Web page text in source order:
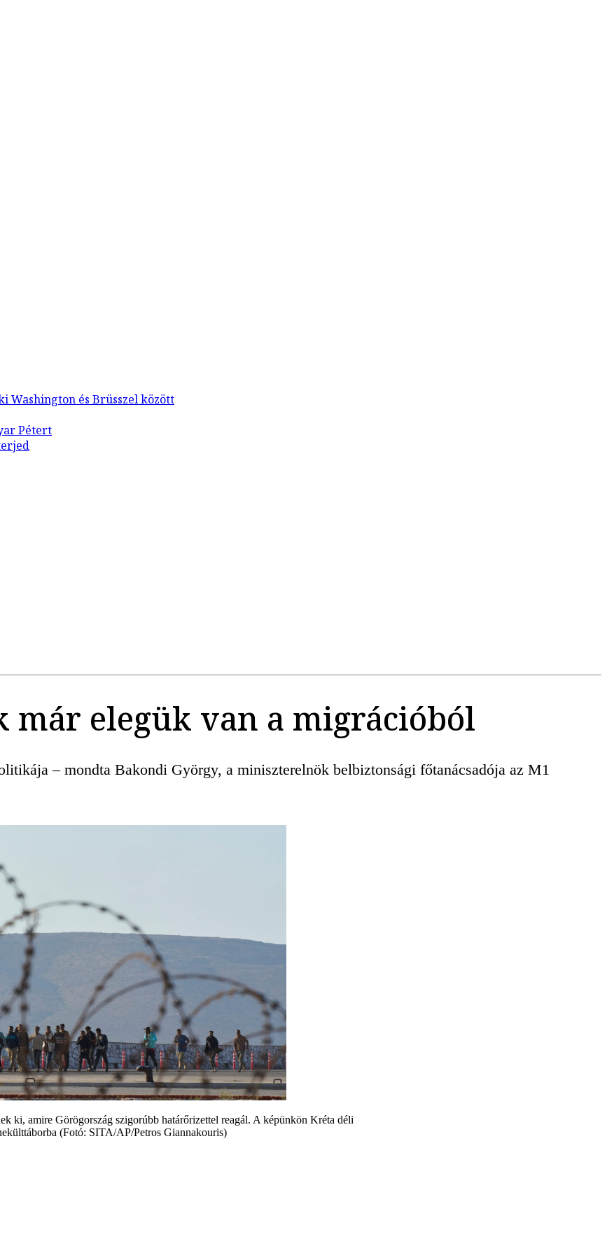
már elegük van a migrációból
– mondta Bakondi György, a miniszterelnök belbiztonsági főtanácsadója az M1
ki, amire Görögország szigorúbb határőrizettel reagál. A képünkön Kréta déli
(Fotó: SITA/AP/Petros Giannakouris)